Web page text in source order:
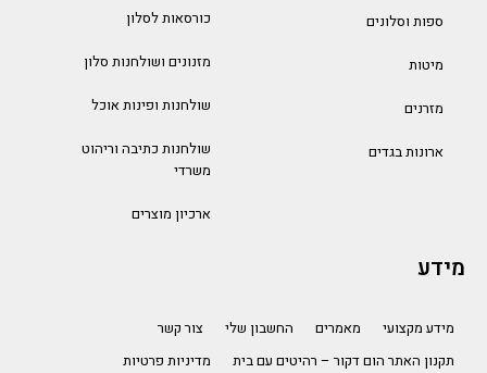
ספות וסלונים
מיטות
מזרנים
ארונות בגדים
כורסאות לסלון
מזנונים ושולחנות סלון
שולחנות ופינות אוכל
שולחנות כתיבה וריהוט
משרדי
ארכיון מוצרים
מידע
מידע מקצועי מאמרים החשבון שלי
צור קשר
תקנון האתר הום דקור – רהיטים עם בית
מדיניות פרטיות